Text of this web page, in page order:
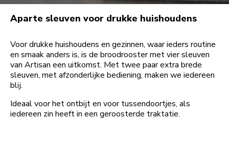
Aparte sleuven voor drukke huishoudens
Voor drukke huishoudens en gezinnen, waar ieders routine
en smaak anders is, is de broodrooster met vier sleuven
van Artisan een uitkomst. Met twee paar extra brede
sleuven, met afzonderlijke bediening, maken we iedereen
blij.
Ideaal voor het ontbijt en voor tussendoortjes, als
iedereen zin heeft in een geroosterde traktatie.